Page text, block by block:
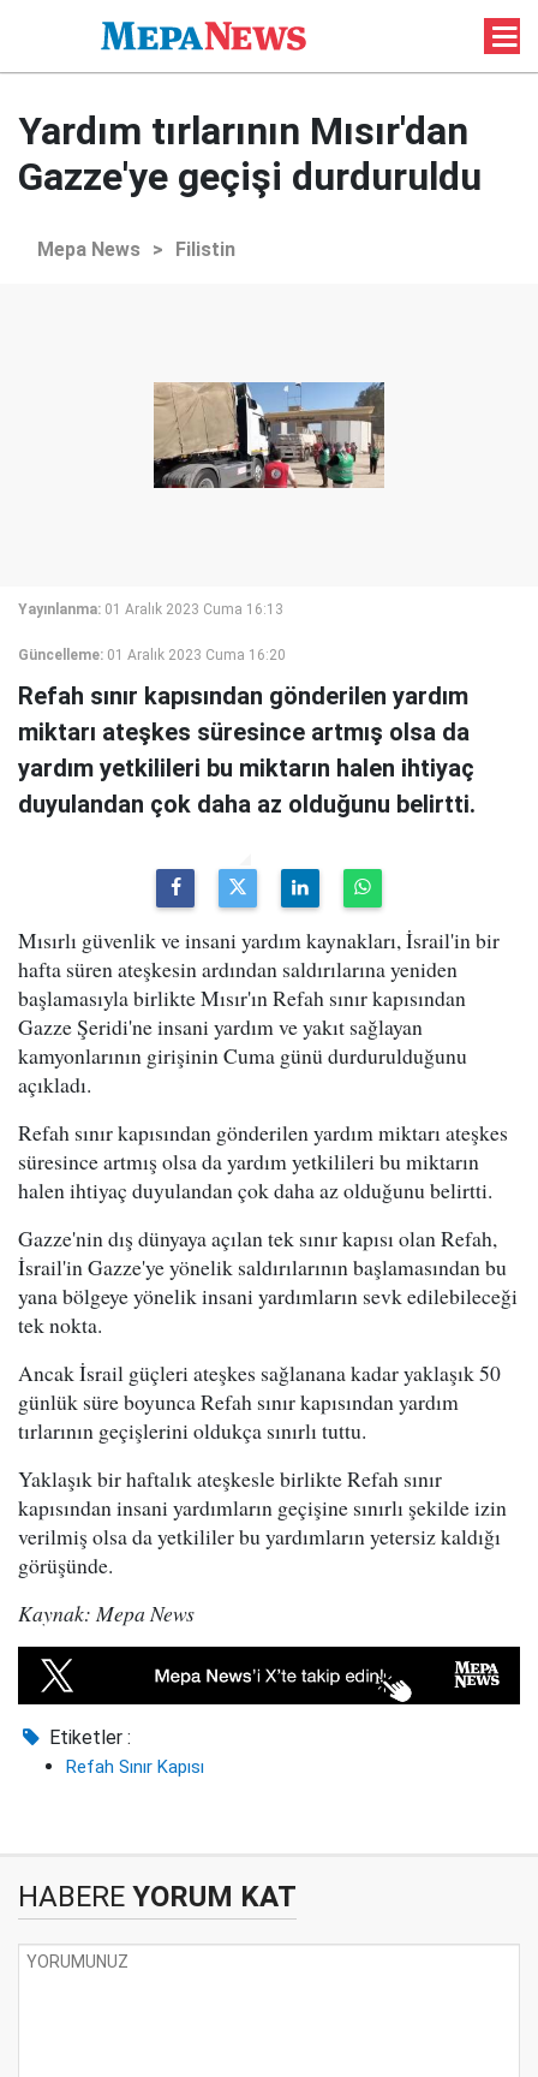
Yardım tırlarının Mısır'dan
Gazze'ye geçişi durduruldu
Mepa News > Filistin
Yayınlanma: 01 Aralık 2023 Cuma 16:13
Güncelleme: 01 Aralık 2023 Cuma 16:20
Refah sınır kapısından gönderilen yardım
miktarı ateşkes süresince artmış olsa da
yardım yetkilileri bu miktarın halen ihtiyaç
duyulandan çok daha az olduğunu belirtti.
Mısırlı güvenlik ve insani yardım kaynakları, İsrail'in bir
hafta süren ateşkesin ardından saldırılarına yeniden
başlamasıyla birlikte Mısır'ın Refah sınır kapısından
Gazze Şeridi'ne insani yardım ve yakıt sağlayan
kamyonlarının girişinin Cuma günü durdurulduğunu
açıkladı.
Refah sınır kapısından gönderilen yardım miktarı ateşkes
süresince artmış olsa da yardım yetkilileri bu miktarın
halen ihtiyaç duyulandan çok daha az olduğunu belirtti.
Gazze'nin dış dünyaya açılan tek sınır kapısı olan Refah,
İsrail'in Gazze'ye yönelik saldırılarının başlamasından bu
yana bölgeye yönelik insani yardımların sevk edilebileceği
tek nokta.
Ancak İsrail güçleri ateşkes sağlanana kadar yaklaşık 50
günlük süre boyunca Refah sınır kapısından yardım
tırlarının geçişlerini oldukça sınırlı tuttu.
Yaklaşık bir haftalık ateşkesle birlikte Refah sınır
kapısından insani yardımların geçişine sınırlı şekilde izin
verilmiş olsa da yetkililer bu yardımların yetersiz kaldığı
görüşünde.
Kaynak: Mepa News
Etiketler :
Refah Sınır Kapısı
HABERE YORUM KAT